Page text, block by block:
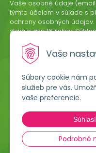
Vaše
Súbory cookie nám
služieb pre vás.
vaše preferencie.
Podrobné
Lumigreen, s.r.o.
Hradská 535
966 54 Tekovské Nemce
ODOBERAŤ
Vaše osobné údaje
týmto účelom v súlade s
ochrany osobných
staršie ako 16 rokov.
odvolať písomne,
ktoréhokoľvek